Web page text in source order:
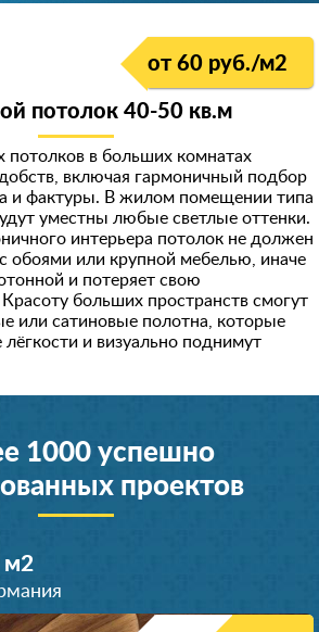
8 (926) 64*-43-65
+7 (920) 824-**-*4
8 (916) 740-**-*1
898522***68
90674***78
892532***70
+7 (926) 586-**-*3
8 (962) 966-**-*7
899984***13
+791754***74
+796715***87
8 (964) 290-**-*3
+792628***88
от 60 руб./м2
потолок 40-50 кв.м
потолков в больших комнатах
включая гармоничный подбор
и фактуры. В жилом помещении типа
уместны любые светлые оттенки.
интерьера потолок не должен
обоями или крупной мебелью, иначе
и потеряет свою
больших пространств смогут
или сатиновые полотна, которые
и визуально поднимут
1000 успешно
проектов
м2